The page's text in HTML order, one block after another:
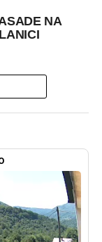
NA